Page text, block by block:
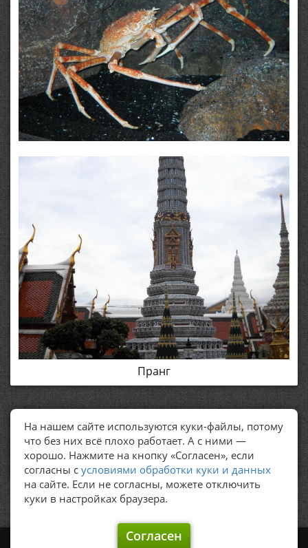
Пранг
ПОЛЕЗНЫЕ ССЫЛКИ
Политика обработки персональных данных
Graker's, 2009 – 2026.
На нашем сайте используются куки-файлы, потому
что без них всё плохо работает. А с ними —
хорошо. Нажмите на кнопку «Согласен», если
согласны с условиями обработки куки и данных
на сайте. Если не согласны, можете отключить
куки в настройках браузера.
Согласен